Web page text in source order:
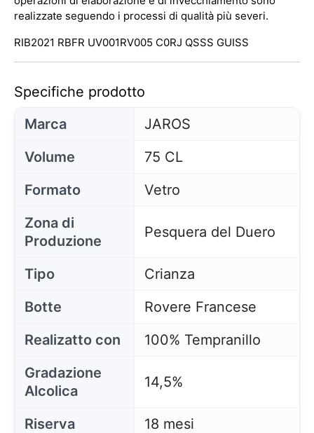
realizzate seguendo i processi di qualità più severi.
RIB2021 RBFR UV001RV005 C0RJ QSSS GUISS
Specifiche prodotto
Marca
JAROS
Volume
75 CL
Formato
Vetro
Zona di
Produzione
Pesquera del Duero
Tipo
Crianza
Botte
Rovere Francese
Realizatto con
100% Tempranillo
Gradazione
Alcolica
14,5%
Riserva 18 mesi